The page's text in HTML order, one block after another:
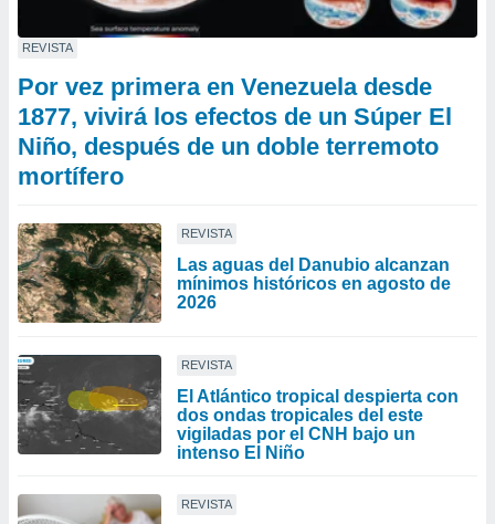
REVISTA
Por vez primera en Venezuela desde
1877, vivirá los efectos de un Súper El
Niño, después de un doble terremoto
mortífero
REVISTA
Las aguas del Danubio alcanzan
mínimos históricos en agosto de
2026
REVISTA
El Atlántico tropical despierta con
dos ondas tropicales del este
vigiladas por el CNH bajo un
intenso El Niño
REVISTA